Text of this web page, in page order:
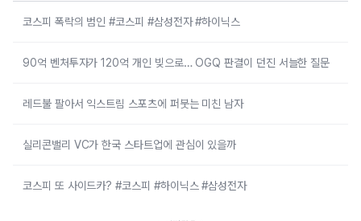
코스피 폭락의 범인 #코스피 #삼성전자 #하이닉스
90억 벤처투자가 120억 개인 빚으로… OGQ 판결이 던진 서늘한 질문
레드불 팔아서 익스트림 스포츠에 퍼붓는 미친 남자
실리콘밸리 VC가 한국 스타트업에 관심이 있을까
코스피 또 사이드카? #코스피 #하이닉스 #삼성전자